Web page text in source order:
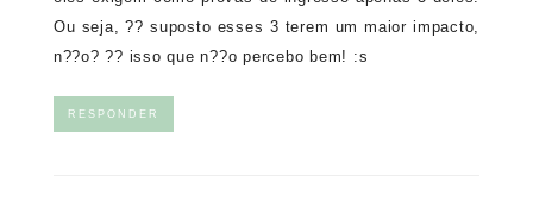
Ou seja, ?? suposto esses 3 terem um maior impacto,
n??o? ?? isso que n??o percebo bem! :s
RESPONDER